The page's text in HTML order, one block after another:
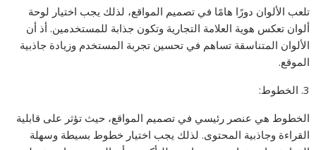
تلعب الألوان دورًا هامًا في تصميم المواقع، لذلك يجب اختيار لوحة
ألوان تعكس هوية العلامة التجارية وتكون جذابة للمستخدمين. أذ أن
الألوان المتناسقة تساهم في تحسين تجربة المستخدم وزيادة جاذبية
الموقع.
3. الخطوط:
الخطوط هي عنصر رئيسي في تصميم المواقع، حيث تؤثر على قابلية
القراءة وجاذبية المحتوى. لذلك يجب اختيار خطوط بسيطة وسهلة